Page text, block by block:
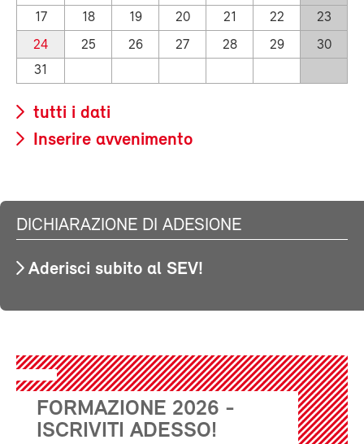
17
18 19 20 21 22
23
24
25 26 27 28 29
30
31
tutti i dati
Inserire avvenimento
DICHIARAZIONE DI ADESIONE
Aderisci subito al SEV!
FORMAZIONE 2026 -
ISCRIVITI ADESSO!